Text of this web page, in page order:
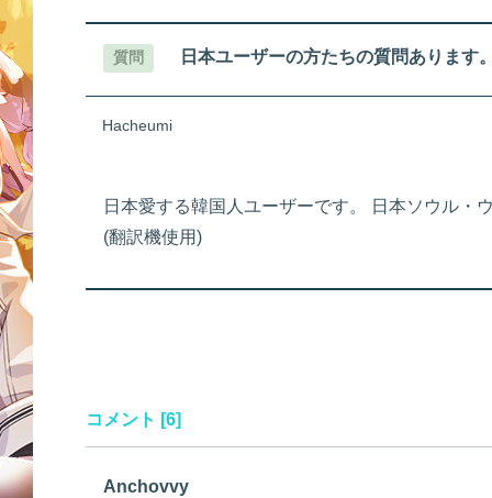
アップ
質問 日本ユーザーの方たちの質問あります
Hacheumi
日本愛する韓国人ユーザーです。 日本ソウル・
(翻訳機使用)
コメント [6]
Anchovvy